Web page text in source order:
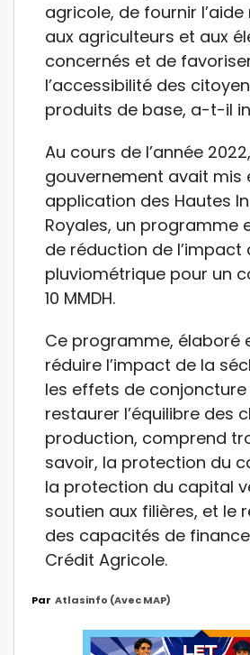
agricole, de fournir
aux agriculteurs et aux
concernés et de
l’accessibilité des
produits de base, a-t-il
Au cours de l’année
gouvernement avait mis
application des Hautes
Royales, un programme
de réduction de l’impact
pluviométrique pour un
10 MMDH.
Ce programme, élaboré
réduire l’impact de la
les effets de
restaurer l’équilibre des
production, comprend
savoir, la protection du
la protection du capital
soutien aux filières, et le
des capacités de
Crédit Agricole.
Par Atlasinfo (avec MAP)